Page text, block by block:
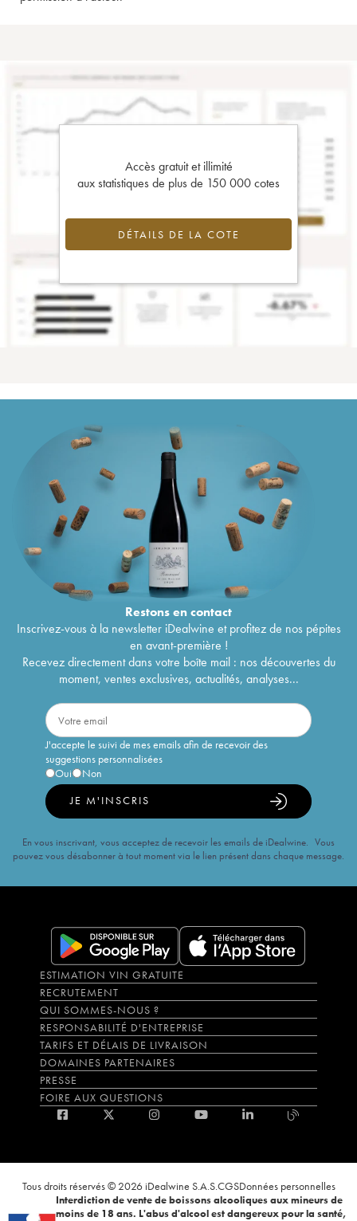
Accès gratuit et illimité
aux statistiques de plus de 150 000 cotes
DÉTAILS DE LA COTE
Restons encontact
Inscrivez-vous à la newsletter iDealwine et profitez de nos pépites
en avant-première !
Recevez directement dans votre boîte mail : nos découvertes du
moment, ventes exclusives, actualités, analyses...
J'accepte le suivi de mes emails afin de recevoir des
suggestions personnalisées
Oui
Non
JE M'INSCRIS
En vous inscrivant, vous acceptez de recevoir les emails de iDealwine. Vous
pouvez vous désabonner à tout moment via le lien présent dans chaque message.
ESTIMATION VIN GRATUITE
RECRUTEMENT
QUI SOMMES-NOUS ?
RESPONSABILITÉ D'ENTREPRISE
TARIFS ET DÉLAIS DE LIVRAISON
DOMAINES PARTENAIRES
PRESSE
FOIRE AUX QUESTIONS
Tous droits réservés © 2026 iDealwine S.A.S.CGSDonnées personnelles
Interdiction de vente de boissons alcooliques aux mineurs de
moins de 18 ans. L'abus d'alcool est dangereux pour la santé,